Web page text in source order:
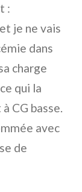
:
je ne vais
dans
charge
qui la
CG basse.
avec
de